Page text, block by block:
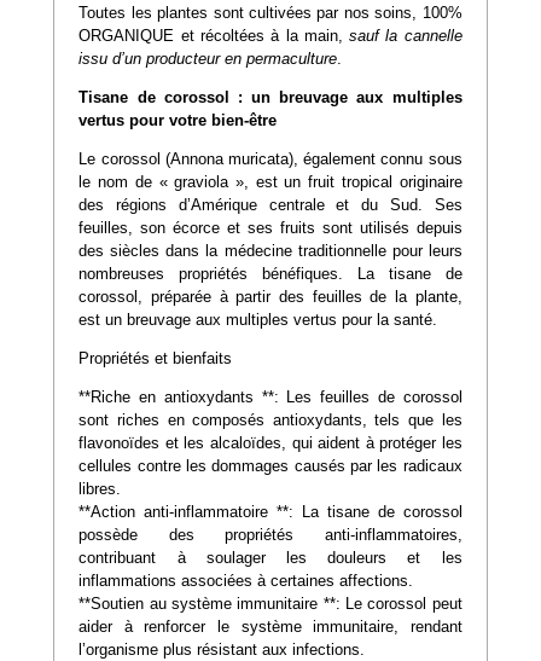
Toutes les plantes sont cultivées par nos soins, 100%
ORGANIQUE et récoltées à la main,sauf la cannelle
issu d’un producteur en permaculture
Tisane de corossol : un breuvage aux multiples
vertus pour votre bien-être
Le corossol (Annona muricata), également connu sous
le nom de « graviola », est un fruit tropical originaire
des régions d’Amérique centrale et du Sud. Ses
feuilles, son écorce et ses fruits sont utilisés depuis
des siècles dans la médecine traditionnelle pour leurs
nombreuses propriétés bénéfiques. La tisane de
corossol, préparée à partir des feuilles de la plante,
est un breuvage aux multiples vertus pour la santé.
Propriétés et bienfaits
**Riche en antioxydants **: Les feuilles de corossol
sont riches en composés antioxydants, tels que les
flavonoïdes et les alcaloïdes, qui aident à protéger les
cellules contre les dommages causés par les radicaux
libres.
**Action anti-inflammatoire **: La tisane de corossol
possède des propriétés anti-inflammatoires,
contribuant à soulager les douleurs et les
inflammations associées à certaines affections.
**Soutien au système immunitaire **: Le corossol peut
aider à renforcer le système immunitaire, rendant
l’organisme plus résistant aux infections.